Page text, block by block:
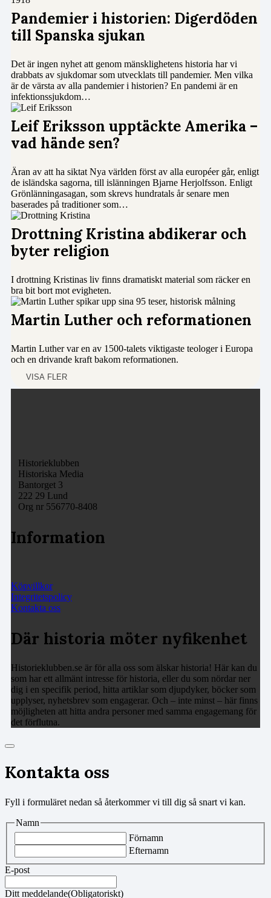
Pandemier i historien: Digerdöden
till Spanska sjukan
Det är ingen nyhet att genom mänsklighetens historia har vi
drabbats av sjukdomar som utvecklats till pandemier. Men vilka
är de värsta av alla pandemier i historien? En pandemi är en
infektionssjukdom…
Leif Eriksson upptäckte Amerika –
vad hände sen?
Äran av att ha siktat Nya världen först av alla européer går, enligt
de isländska sagorna, till islänningen Bjarne Herjolfsson. Enligt
Grönlänningasagan, som skrevs hundratals år senare men
baserades på traditioner som…
Drottning Kristina abdikerar och
byter religion
I drottning Kristinas liv finns dramatiskt material som räcker en
bra bit bort mot evigheten.
Martin Luther och reformationen
Martin Luther var en av 1500-talets viktigaste teologer i Europa
och en drivande kraft bakom reformationen.
VISA FLER
Historieklubben
Historiska Media
Bantorget 3
222 29 Lund
Org nr 556770-8408
Information
Köpvillkor
Integritetspolicy
Kontakta oss
Där historia möter nyfikenhet
Historieklubben.se är för alla oss som älskar historia! Här kan du
som har ett allmänt intresse för historia, eller du som nördar ner
dig i en specifik period, hitta artiklar som djupdyker, böcker som
upplyser, nyhetsbrev som engagerar. Och – inte minst – här finns
möjligheten att hitta andra personer med samma engagemang för
det förflutna.
Kontakta oss
Fyll i formuläret nedan så återkommer vi till dig så snart vi kan.
Namn
Förnamn
Efternamn
E-post
Ditt meddelande(Obligatoriskt)